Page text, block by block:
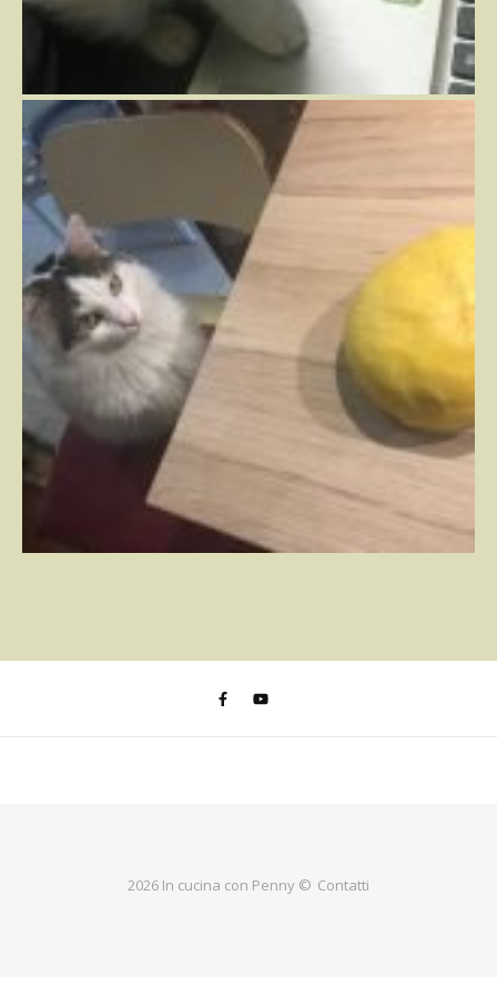
2026 In cucina con Penny © Contatti